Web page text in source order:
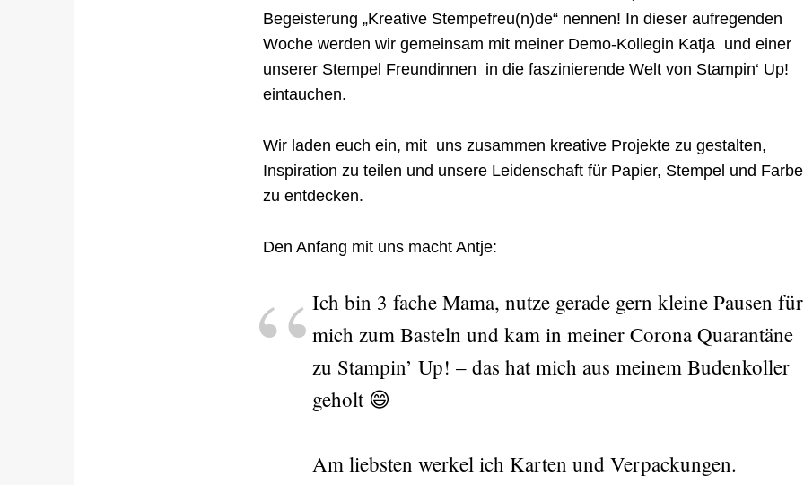
Begeisterung „Kreative Stempefreu(n)de“ nennen! In dieser aufregenden
Woche werden wir gemeinsam mit meiner Demo-Kollegin Katja und einer
unserer Stempel Freundinnen in die faszinierende Welt von Stampin‘ Up!
eintauchen.
Wir laden euch ein, mit uns zusammen kreative Projekte zu gestalten,
Inspiration zu teilen und unsere Leidenschaft für Papier, Stempel und
zu entdecken.
Den Anfang mit uns macht Antje:
Ich bin 3 fache Mama, nutze gerade gern kleine Pausen für
mich zum Basteln und kam in meiner Corona Quarantäne
zu Stampin’ Up! – das hat mich aus meinem Budenkoller
geholt 😄
Am liebsten werkel ich Karten und Verpackungen.